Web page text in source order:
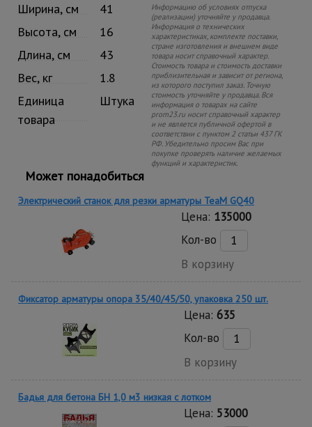
Ширина, см
41
Высота, см
16
Длина, см
43
Вес, кг
1.8
Единица
товара
Штука
Информацию об условиях отпуска
(реализации) уточняйте у продавца.
Информация о технических
характеристиках, комплекте поставки,
стране изготовления и внешнем виде
товара носит справочный характер.
Стоимость товара и стоимость доставки
приблизительная и зависит от региона,
из которого поступил заказ. Точную
стоимость уточняйте у продавца. Вся
информация о товарах на сайте
prom23.ru носит справочный характер
и не является публичной офертой в
соответствии с пунктом 2 статьи 437 ГК
РФ. Убедительно просим Вас при
покупке проверять наличие желаемых
функций и характеристик.
Может понадобиться
Электрический станок для резки арматуры TeaM GQ40
Цена: 135000
Кол-во
В корзину
Фиксатор арматуры опора 35/40/45/50, упаковка 250 шт.
Цена: 635
Кол-во
В корзину
Бадья для бетона БН 1,0 м3 низкая c лотком
Цена: 53000